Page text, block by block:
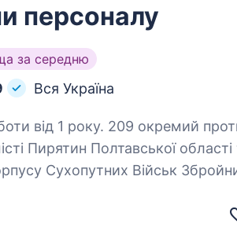
персоналу
за середню
Вся Україна
окремий протитанковий
Пирятин Полтавської
Сухопутних Військ